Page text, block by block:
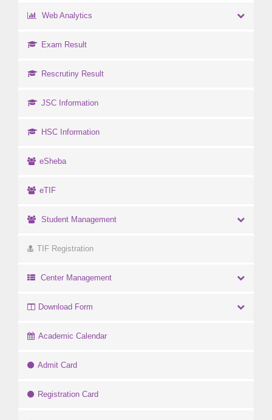
Web Analytics
Exam Result
Rescrutiny Result
JSC Information
HSC Information
eSheba
eTIF
Student Management
TIF Registration
Center Management
Download Form
Academic Calendar
Admit Card
Registration Card